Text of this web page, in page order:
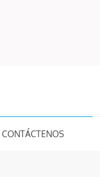
CONTÁCTENOS